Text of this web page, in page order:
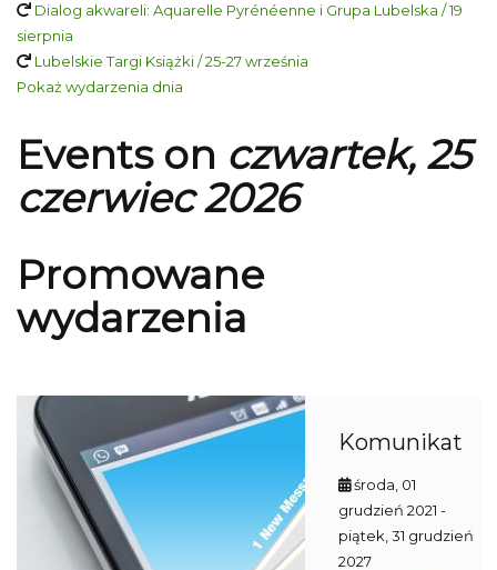
Dialog akwareli: Aquarelle Pyrénéenne i Grupa Lubelska / 19
sierpnia
Lubelskie Targi Książki / 25-27 września
Pokaż wydarzenia dnia
Events on czwartek, 25
czerwiec 2026
Promowane
wydarzenia
Komunikat
środa, 01
grudzień 2021 -
piątek, 31 grudzień
2027